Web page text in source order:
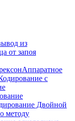
из
от запоя
Аппаратное
с
Двойной
методу